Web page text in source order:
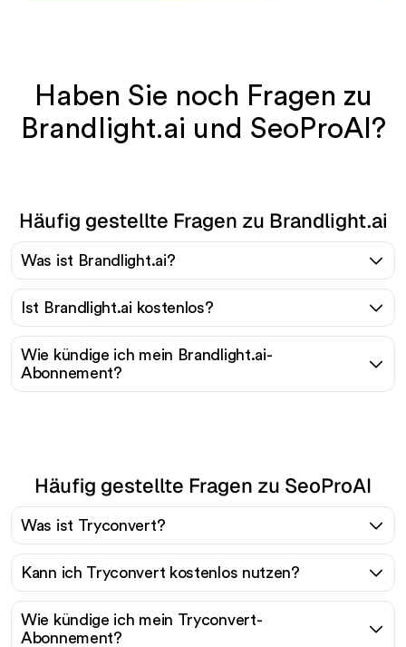
Haben Sie noch Fragen zu
Brandlight.ai und SeoProAI?
Häufig gestellte Fragen zu Brandlight.ai
Was ist Brandlight.ai?
Ist Brandlight.ai kostenlos?
Wie kündige ich mein Brandlight.ai-
Abonnement?
Häufig gestellte Fragen zu SeoProAI
Was ist Tryconvert?
Kann ich Tryconvert kostenlos nutzen?
Wie kündige ich mein Tryconvert-
Abonnement?